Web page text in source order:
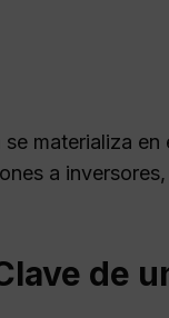
materializa en
a
de